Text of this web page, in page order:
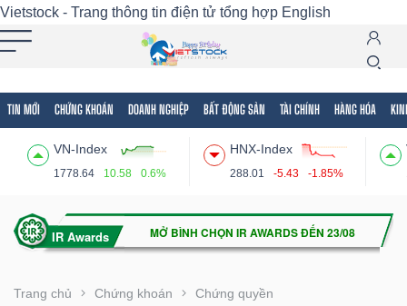
Vietstock - Trang thông tin điện tử tổng hợp English
TIN MỚI CHỨNG KHOÁN DOANH NGHIỆP BẤT ĐỘNG SẢN TÀI CHÍNH HÀNG HÓA
VN-Index
1778.64 10.58 0.6%
HNX-Index
288.01 -5.43 -1.85%
Trang chủ Chứng khoán Chứng quyền
Tất cả Tính năng Ngành Mã chứng khoán
Tính
(-)
VIETSTOCK